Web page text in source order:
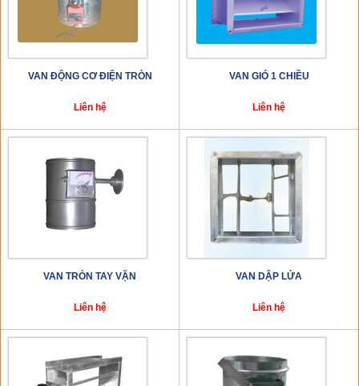
VAN ĐỘNG CƠ ĐIỆN TRÒN
Liên hệ
VAN GIÓ 1 CHIỀU
Liên hệ
VAN TRÒN TAY VẶN
Liên hệ
VAN DẬP LỬA
Liên hệ